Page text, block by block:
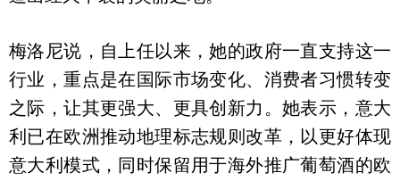
梅洛尼说，自上任以来，她的政府一直支持这一
行业，重点是在国际市场变化、消费者习惯转变
之际，让其更强大、更具创新力。她表示，意大
利已在欧洲推动地理标志规则改革，以更好体现
意大利模式，同时保留用于海外推广葡萄酒的欧